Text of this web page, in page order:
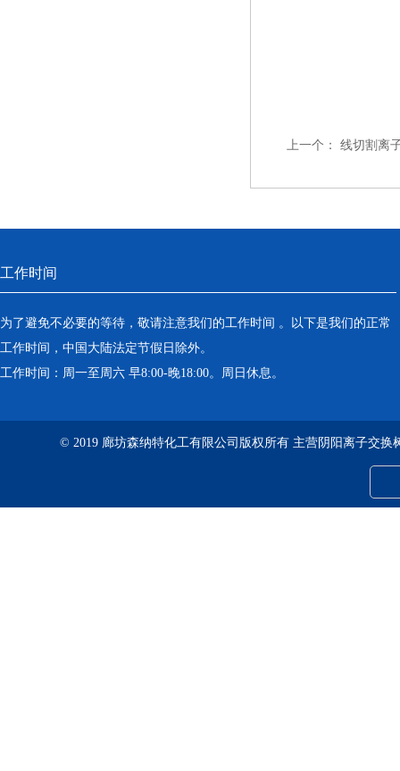
上一个： 线切割离
工作时间
为了避免不必要的等待，敬请注意我们的工作时间 。以下是我们的正常
工作时间，中国大陆法定节假日除外。
工作时间：周一至周六 早8:00-晚18:00。周日休息。
© 2019 廊坊森纳特化工有限公司版权所有 主营阴阳离子交换